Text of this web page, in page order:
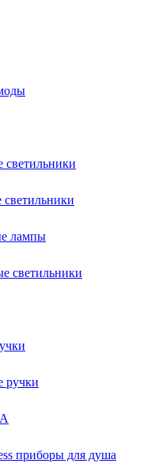
лампы
светильники
ручки
приборы для душа